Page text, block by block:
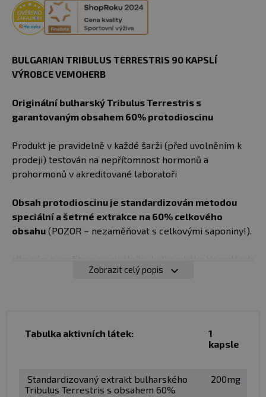
BULGARIAN TRIBULUS TERRESTRIS 90 KAPSLÍ
VÝROBCE VEMOHERB
Originální bulharský Tribulus Terrestris s
garantovaným obsahem 60% protodioscinu
Produkt je pravidelně v každé šarži (před uvolněním k
prodeji) testován na nepřítomnost hormonů a
prohormonů v akreditované laboratoři
Obsah protodioscinu je standardizován metodou
speciální a šetrné extrakce na 60% celkového
obsahu (POZOR – nezaměňovat s celkovými saponiny!).
Tribulus je vysoký obsah steroidního saponinu
Protodioscinu na trhu( POZOR – nezaměňovat
Standardizovaný obsah
účinných saponinů jako je Protogracilin a další, dále je
limitován obsah flavonoidů ( vždy pod 10% ) a taninů (
Zobrazit celý popis
Tabulka aktivních látek:
1
kapsle
Standardizovaný extrakt bulharského
Tribulus Terrestris s obsahem 60%
200mg